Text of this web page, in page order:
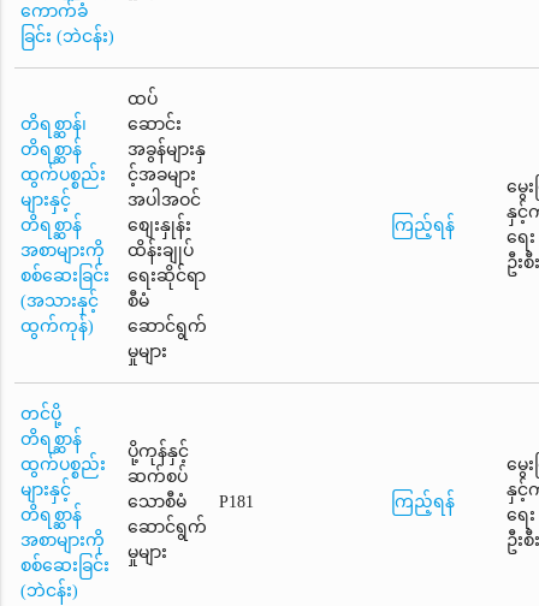
ကောက်ခံ
ခြင်း (ဘဲငန်း)
တိရစ္ဆာန်၊
တိရစ္ဆာန်
ထွက်ပစ္စည်း
များနှင့်
တိရစ္ဆာန်
အစာများကို
စစ်ဆေးခြင်း
(အသားနှင့်
ထွက်ကုန်)
ထပ်
ဆောင်း
အခွန်များနှ
င့်အခများ
အပါအဝင်
စျေးနှုန်း
ထိန်းချုပ်
ရေးဆိုင်ရာ
စီမံ
ဆောင်ရွက်
မှုများ
ကြည့်ရန်
မွေး
နှ
ရေး
ဦးစီ
တင်ပို့
တိရစ္ဆာန်
ထွက်ပစ္စည်း
များနှင့်
တိရစ္ဆာန်
အစာများကို
စစ်ဆေးခြင်း
(ဘဲငန်း)
ပို့ကုန်နှင့်
ဆက်စပ်
သောစီမံ
ဆောင်ရွက်
မှုများ
P181 ကြည့်ရန်
မွေး
နှ
ရေး
ဦးစီ